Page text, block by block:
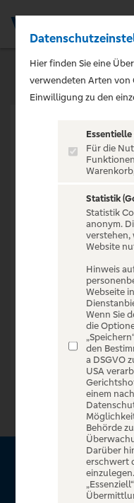
Zur Startseite
Über VR
Hier finden Sie eine
verwendeten Arten von
Einwilligung zu den
Für die
Statistik
Statistik
anonym.
verstehen,
Website
Hinweis
Webseite
Wenn Sie
die
den
a DSGVO
USA
einem
Behörde
Darüber
erschwert